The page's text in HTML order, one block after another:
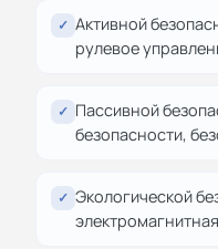
✓ Активной
рулевое
✓ Пассивной
безопасности,
✓ Экологической